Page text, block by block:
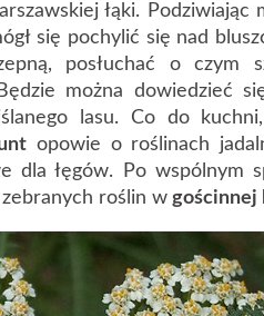
łąki. Podziwiając
się pochylić się nad
posłuchać o czym
można dowiedzieć
lasu. Co do
opowie o roślinach
dla łęgów. Po wspólnym
roślin w gościnnej